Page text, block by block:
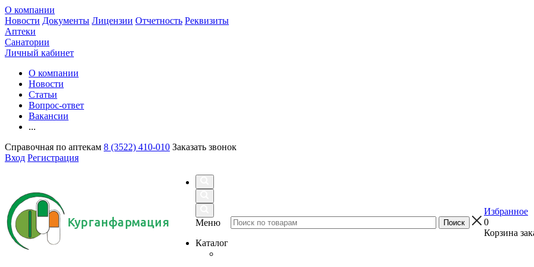
О компании
Новости Документы Лицензии Отчетность Реквизиты
Аптеки
Санатории
Личный кабинет
О компании
Новости
Статьи
Вопрос-ответ
Вакансии
...
Справочная по аптекам 8 (3522) 410-010 Заказать звонок
Вход Регистрация
Курганфармация
Меню
Каталог
Избранное
0
Корзина